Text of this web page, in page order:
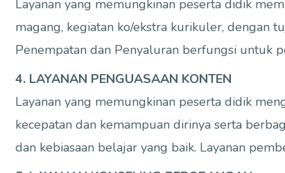
Layanan yang memungkinan peserta didik
magang, kegiatan ko/ekstra kurikuler, dengan
Penempatan dan Penyaluran berfungsi untuk
4. LAYANAN PENGUASAAN KONTEN
Layanan yang memungkinan peserta didik
kecepatan dan kemampuan dirinya serta
dan kebiasaan belajar yang baik. Layanan